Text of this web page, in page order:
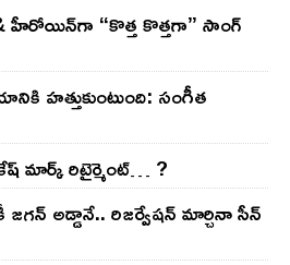
హీరోయిన్‌గా “కొత్త కొత్తగా” సాంగ్
హత్తుకుంటుంది: సంగీత
మార్క్ రిటైర్మెంట్‌… ?
జ‌గ‌న్ అడ్డానే.. రిజ‌ర్వేష‌న్ మార్చినా సీన్